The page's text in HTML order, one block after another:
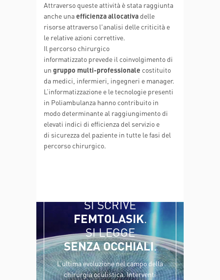
Attraverso queste attività è stata raggiunta
anche unaefficienza allocativa delle
risorse attraverso l'analisi delle criticità e
le relative azioni correttive.
Il percorso chirurgico
informatizzato prevede il coinvolgimento di
un gruppo multi-professionale costituito
da medici, infermieri, ingegneri e manager.
L’informatizzazione e le tecnologie presenti
in Poliambulanza hanno contribuito in
modo determinante al raggiungimento di
elevati indici di efficienza del servizio e
di sicurezza del paziente in tutte le fasi del
percorso chirurgico.
SI SCRIVE
FEMTOLASIK.
SI LEGGE
SENZA OCCHIALI.
L’ultima evoluzione nel campo della
chirurgia oculistica. Interventi